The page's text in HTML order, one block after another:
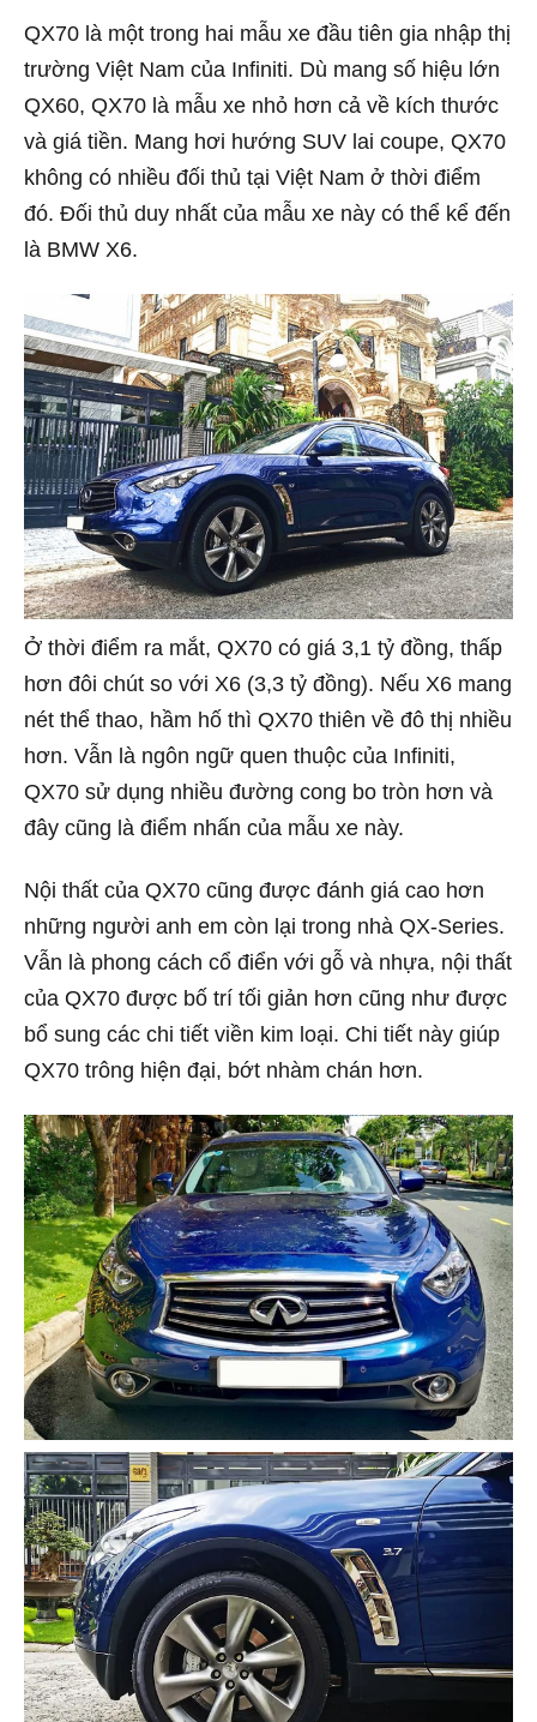
QX70 là một trong hai mẫu xe đầu tiên gia nhập thị
trường Việt Nam của Infiniti. Dù mang số hiệu lớn
QX60, QX70 là mẫu xe nhỏ hơn cả về kích thước
và giá tiền. Mang hơi hướng SUV lai coupe, QX70
không có nhiều đối thủ tại Việt Nam ở thời điểm
đó. Đối thủ duy nhất của mẫu xe này có thể kể đến
là BMW X6.
Ở thời điểm ra mắt, QX70 có giá 3,1 tỷ đồng, thấp
hơn đôi chút so với X6 (3,3 tỷ đồng). Nếu X6 mang
nét thể thao, hầm hố thì QX70 thiên về đô thị nhiều
hơn. Vẫn là ngôn ngữ quen thuộc của Infiniti,
QX70 sử dụng nhiều đường cong bo tròn hơn và
đây cũng là điểm nhấn của mẫu xe này.
Nội thất của QX70 cũng được đánh giá cao hơn
những người anh em còn lại trong nhà QX-Series.
Vẫn là phong cách cổ điển với gỗ và nhựa, nội thất
của QX70 được bố trí tối giản hơn cũng như được
bổ sung các chi tiết viền kim loại. Chi tiết này giúp
QX70 trông hiện đại, bớt nhàm chán hơn.